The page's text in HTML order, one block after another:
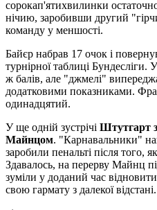
сорокап'ятихвилинки
нічию, заробивши другий
команду у меншості.
Байєр набрав 17 очок і
турнірної таблиці Бундесліги.
ж балів, але "джмелі"
додатковими показниками.
одинадцятий.
У ще одній зустрічі Штутгарт
Майнцом. "Карнавальники"
заробили пенальті після того,
Здавалось, на перерву Майнц
зуміли у доданий час
свою гармату з далекої відстані.